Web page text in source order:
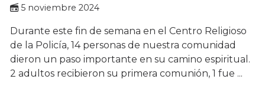
5 noviembre 2024
Durante este fin de semana en el Centro Religioso
de la Policía, 14 personas de nuestra comunidad
dieron un paso importante en su camino espiritual.
2 adultos recibieron su primera comunión, 1 fue ...